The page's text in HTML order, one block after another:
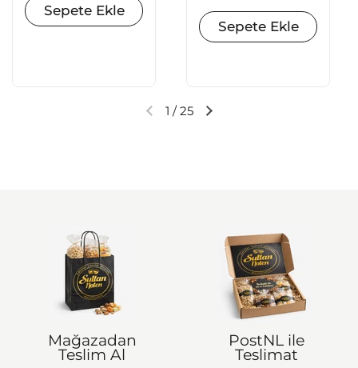
Sepete Ekle
Sepete Ekle
Önceki slaytSonraki slayt
1 /25
Mağazadan
Teslim Al
PostNL ile
Teslimat